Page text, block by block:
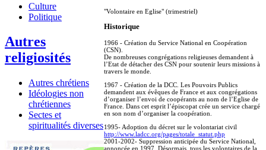
Culture
Politique
Autres
religiosités
Autres chrétiens
Idéologies non
chrétiennes
Sectes et
spiritualités diverses
"Volontaire en Eglise" (trimestriel)
Historique
1966 - Création du Service National en Coopération
(CSN).
De nombreuses congrégations religieuses demandent à
l’Etat de détacher des CSN pour soutenir leurs missions à
travers le monde.
1967 - Création de la DCC. Les Pouvoirs Publics
demandent aux évêques de France et aux congrégations
d’organiser l’envoi de coopérants au nom de l’Eglise de
France. Dans cet esprit l’épiscopat crée un service chargé
en son nom d’organiser la coopération.
1995- Adoption du décret sur le volontariat civil
http://www.ladcc.org/pages/totale_statut.php
2001-2002- Suppression anticipée du Service National,
annoncée en 1997. Désormais, tous les volontaires de la